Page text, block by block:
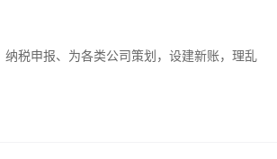
税申报、为各类公司策划，设建新账，理乱